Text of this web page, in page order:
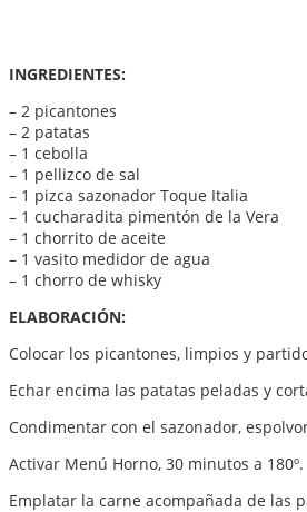
INGREDIENTES:
– 2 picantones
– 2 patatas
– 1 cebolla
– 1 pellizco de sal
– 1 pizca sazonador Toque Italia
– 1 cucharadita pimentón de la Vera
– 1 chorrito de aceite
– 1 vasito medidor de agua
– 1 chorro de whisky
ELABORACIÓN:
Colocar los picantones, limpios y
Echar encima las patatas peladas y
Condimentar con el sazonador,
Activar Menú Horno, 30 minutos a 180º.
Emplatar la carne acompañada de las